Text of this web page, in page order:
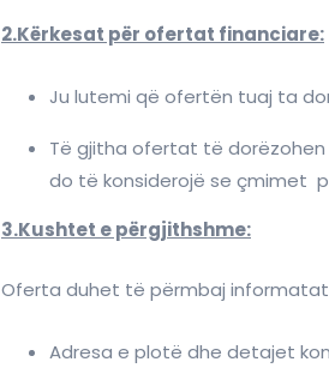
2.Kërkesat për ofertat financiare:
Ju lutemi që ofertën tuaj ta
Të gjitha ofertat të dorëzohen
do të konsiderojë se çmimet
3.Kushtet e përgjithshme:
Oferta duhet të përmbaj informatat
Adresa e plotë dhe detajet